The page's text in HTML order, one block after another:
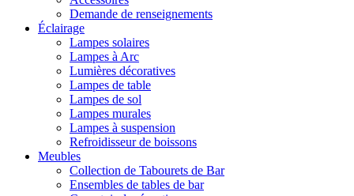
Demande de renseignements
Éclairage
Lampes solaires
Lampes à Arc
Lumières décoratives
Lampes de table
Lampes de sol
Lampes murales
Lampes à suspension
Refroidisseur de boissons
Meubles
Collection de Tabourets de Bar
Ensembles de tables de bar